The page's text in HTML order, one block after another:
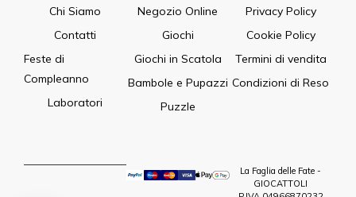
Chi Siamo
Contatti
Feste di
Compleanno
Laboratori
Negozio Online
Giochi
Giochi in Scatola
Bambole e Pupazzi
Puzzle
Privacy Policy
Cookie Policy
Termini di vendita
Condizioni di Reso
La Faglia delle Fate -
GIOCATTOLI